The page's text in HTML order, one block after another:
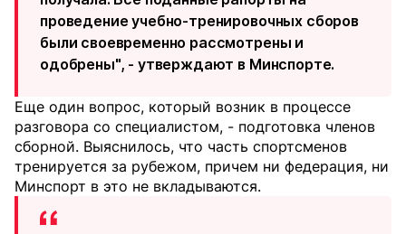
проведение учебно-тренировочных сборов
были своевременно рассмотрены и
одобрены", - утверждают в Минспорте.
Еще один вопрос, который возник в процессе
разговора со специалистом, - подготовка членов
сборной. Выяснилось, что часть спортсменов
тренируется за рубежом, причем ни федерация, ни
Минспорт в это не вкладываются.